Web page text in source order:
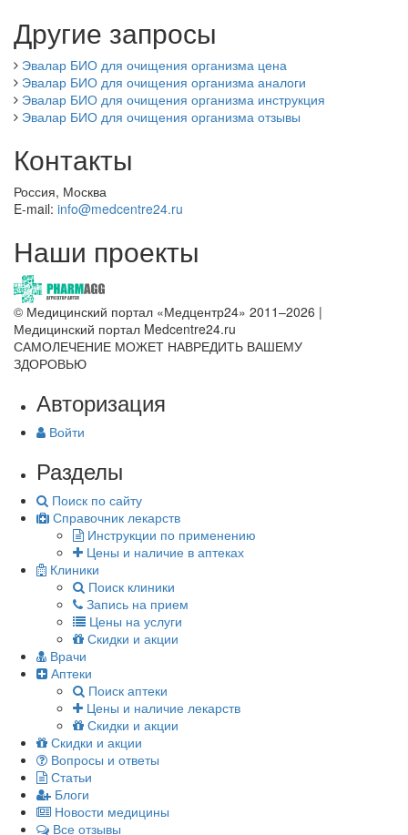
Другие запросы
Эвалар БИО для очищения организма цена
Эвалар БИО для очищения организма аналоги
Эвалар БИО для очищения организма инструкция
Эвалар БИО для очищения организма отзывы
Контакты
Россия, Москва
E-mail: info@medcentre24.ru
Наши проекты
© Медицинский портал «Медцентр24» 2011–2026 |
Медицинский портал Medcentre24.ru
САМОЛЕЧЕНИЕ МОЖЕТ НАВРЕДИТЬ ВАШЕМУ
ЗДОРОВЬЮ
Авторизация
Войти
Разделы
Поиск по сайту
Справочник лекарств
Инструкции по применению
Цены и наличие в аптеках
Клиники
Поиск клиники
Запись на прием
Цены на услуги
Скидки и акции
Врачи
Аптеки
Поиск аптеки
Цены и наличие лекарств
Скидки и акции
Скидки и акции
Вопросы и ответы
Статьи
Блоги
Новости медицины
Все отзывы